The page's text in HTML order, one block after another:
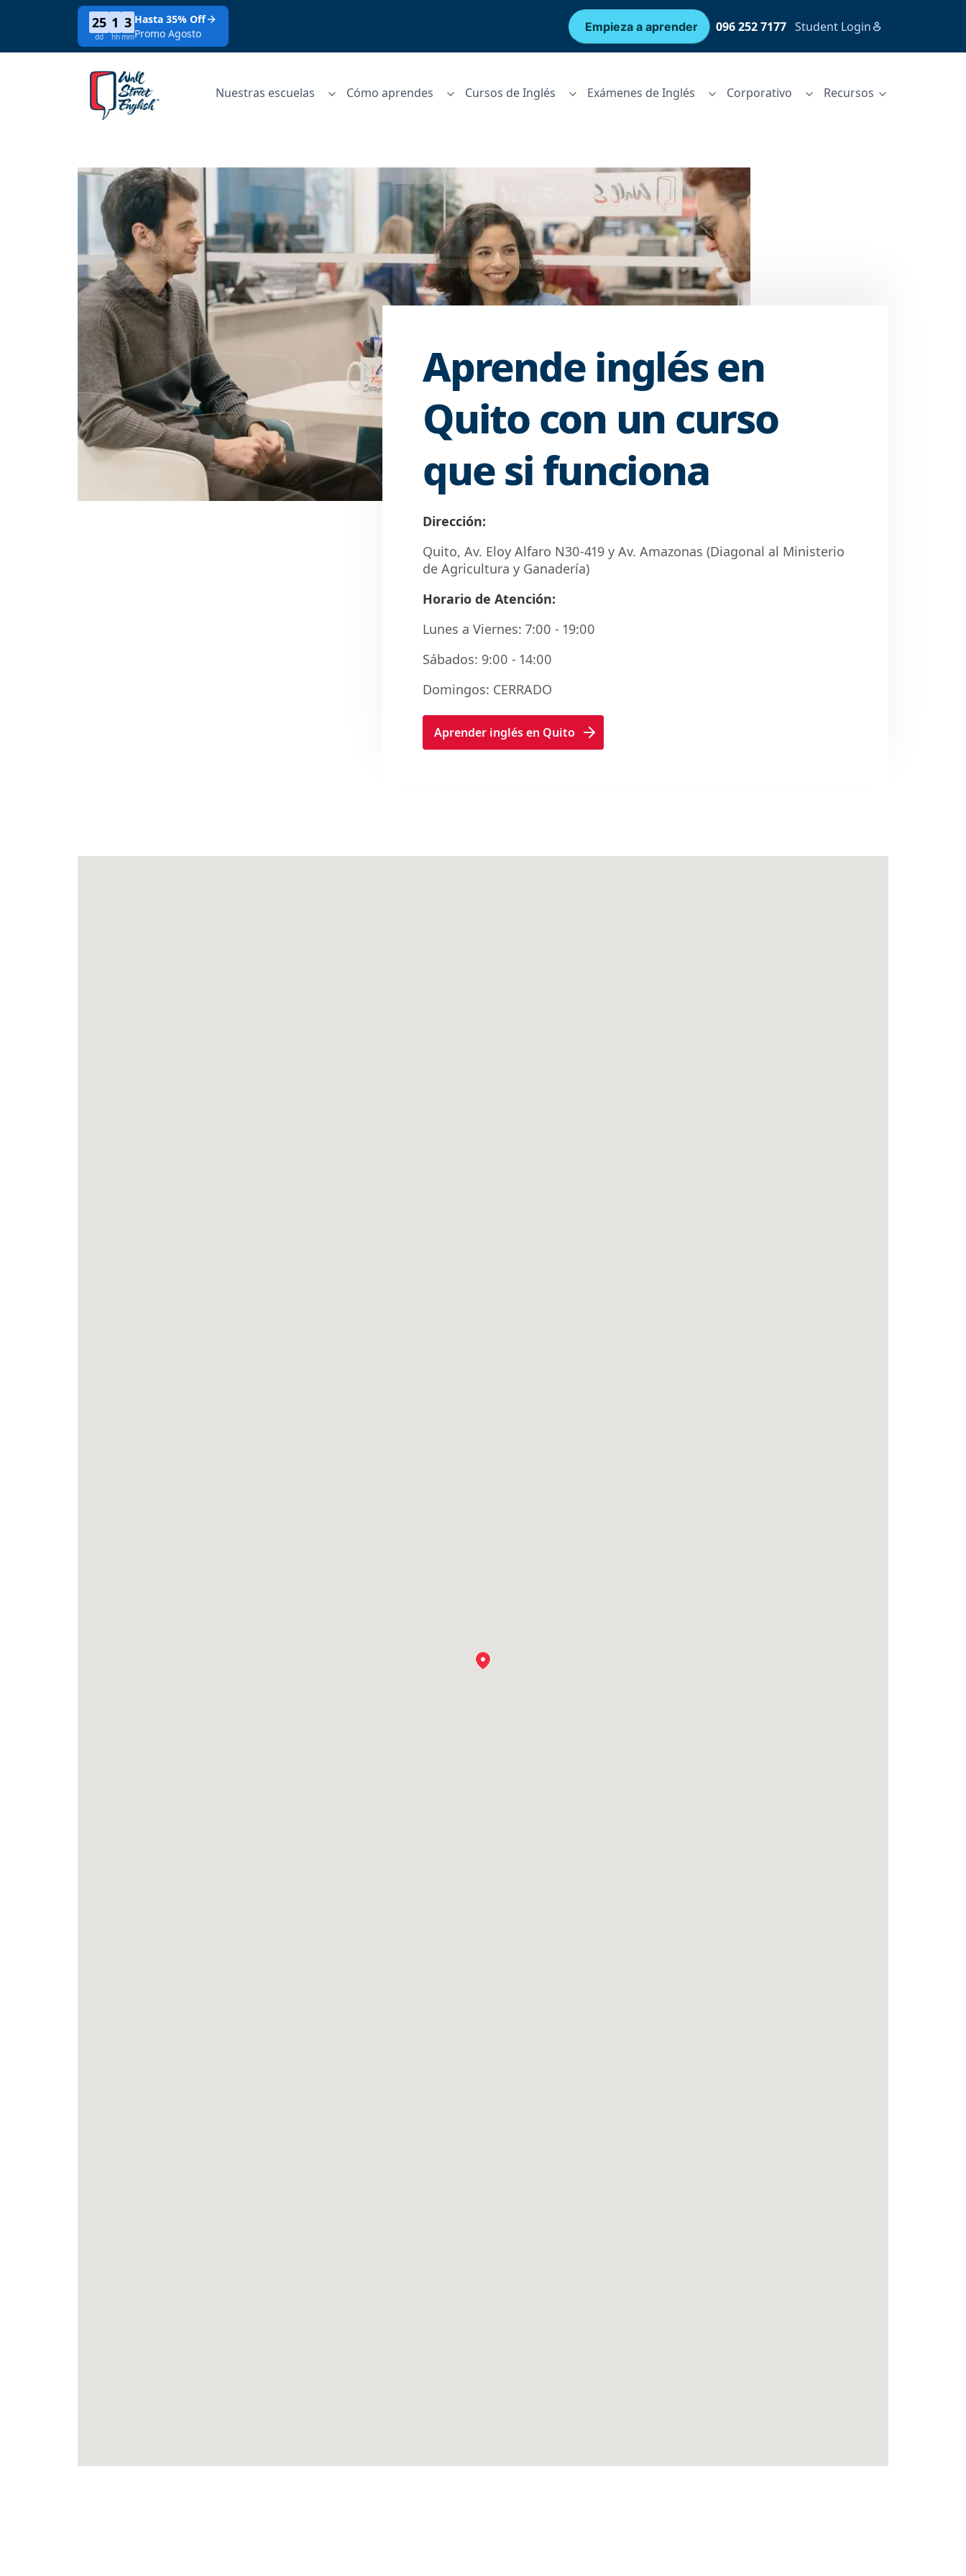
25
dd
1
hh
3
mm
Hasta 35% Off
Promo Agosto
Empieza a aprender 096 252 7177 Student Login
Nuestras escuelas Cómo aprendes Cursos de Inglés Exámenes de Inglés Corporativo Recursos
Aprende inglés en
Quito con un curso
que si funciona
Dirección:
Quito, Av. Eloy Alfaro N30-419 y Av. Amazonas (Diagonal al Ministerio
de Agricultura y Ganadería)
Horario de Atención:
Lunes a Viernes: 7:00 - 19:00
Sábados: 9:00 - 14:00
Domingos: CERRADO
Aprender inglés en Quito